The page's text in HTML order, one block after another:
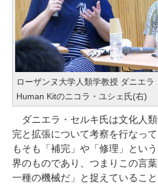
ローザンヌ大学人類学教授 ダニエ
Human Kitのニコラ・ユシェ氏(右)
ダニエラ・セルキ氏は文化人
完と拡張について考察を行なっ
もそも「補完」や「修理」とい
界のものであり、つまりこの言
一種の機械だ」と捉えているこ